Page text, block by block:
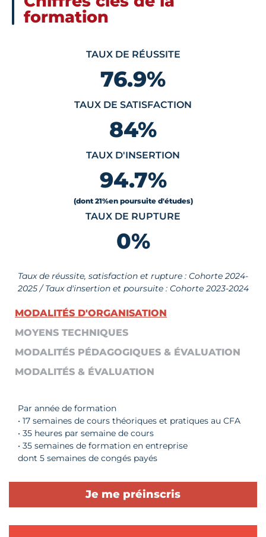
formation
TAUX DE RÉUSSITE
76.9%
TAUX DE SATISFACTION
84%
TAUX D'INSERTION
94.7%
(dont 21%en poursuite d'études)
TAUX DE RUPTURE
0%
Taux de réussite, satisfaction et rupture : Cohorte 2024-
2025 / Taux d'insertion et poursuite : Cohorte 2023-2024
MODALITÉS D'ORGANISATION
MOYENS TECHNIQUES
MODALITÉS PÉDAGOGIQUES & ÉVALUATION
MODALITÉS & ÉVALUATION
Par année de formation
• 17 semaines de cours théoriques et pratiques au CFA
• 35 heures par semaine de cours
• 35 semaines de formation en entreprise
dont 5 semaines de congés payés
Je me préinscris